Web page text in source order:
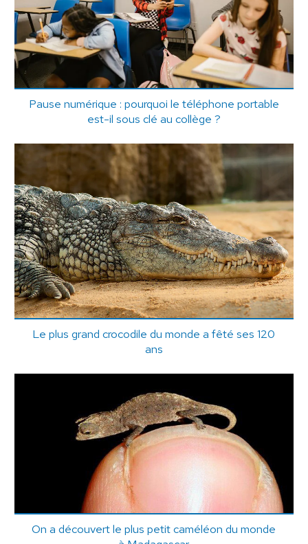
Pause numérique : pourquoi le téléphone portable
est-il sous clé au collège ?
Le plus grand crocodile du monde a fêté ses 120
ans
On a découvert le plus petit caméléon du monde